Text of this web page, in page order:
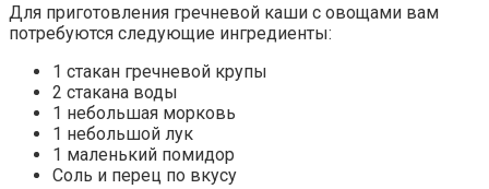
Для приготовления гречневой каши с овощами вам
потребуются следующие ингредиенты:
1 стакан гречневой крупы
2 стакана воды
1 небольшая морковь
1 небольшой лук
1 маленький помидор
Соль и перец по вкусу